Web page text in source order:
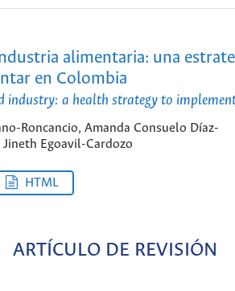
alimentaria: una
en Colombia
industry: a health strategy to
Roncancio, Amanda Consuelo Díaz-
Egoavil-Cardozo
HTML
ARTÍCULO DE REVISIÓN